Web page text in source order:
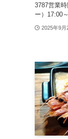
3787営業
ー）17:00
2025年9月